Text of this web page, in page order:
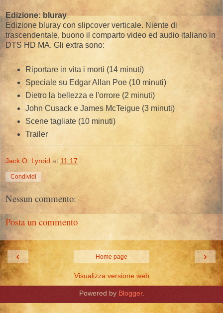
Edizione: bluray
Edizione bluray con slipcover verticale. Niente di
trascendentale, buono il comparto video ed audio italiano in
DTS HD MA. Gli extra sono:
Riportare in vita i morti (14 minuti)
Speciale su Edgar Allan Poe (10 minuti)
Dietro la bellezza e l'orrore (2 minuti)
John Cusack e James McTeigue (3 minuti)
Scene tagliate (10 minuti)
Trailer
Jack O. Lyroid at 11:17
Condividi
Nessun commento:
Posta un commento
‹ ›
Home page
Visualizza versione web
Powered by Blogger.